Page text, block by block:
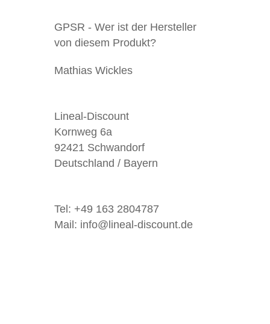
GPSR - Wer ist der Hersteller
von diesem Produkt?
Mathias Wickles
Lineal-Discount
Kornweg 6a
92421 Schwandorf
Deutschland / Bayern
Tel: +49 163 2804787
Mail: info@lineal-discount.de